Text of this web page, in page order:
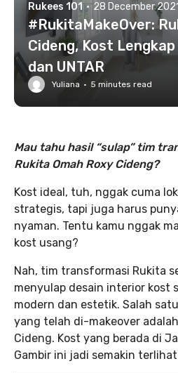
Rukees 101 · 28 December 2021
#RukitaMakeOver:
Cideng, Kost
dan UNTAR
Yuliana · 5 minutes read
Mau tahu hasil “sulap” tim
Rukita Omah Roxy Cideng?
Kost ideal, tuh, nggak cuma
strategis, tapi juga harus
nyaman. Tentu kamu nggak
kost usang?
Nah, tim transformasi Rukita
menyulap desain interior kost
modern dan estetik. Salah
yang telah di-makeover
Cideng. Kost yang berada di
Gambir ini jadi semakin